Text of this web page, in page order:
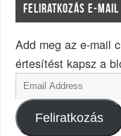
FELIRATKOZÁS E-MAIL
Add meg az e-mail
értesítést kapsz a
Feliratkozás